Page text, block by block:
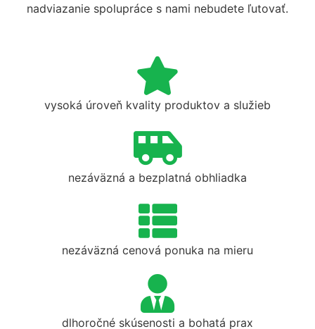
nadviazanie spolupráce s nami nebudete ľutovať.
vysoká úroveň kvality produktov a služieb
nezáväzná a bezplatná obhliadka
nezáväzná cenová ponuka na mieru
dlhoročné skúsenosti a bohatá prax